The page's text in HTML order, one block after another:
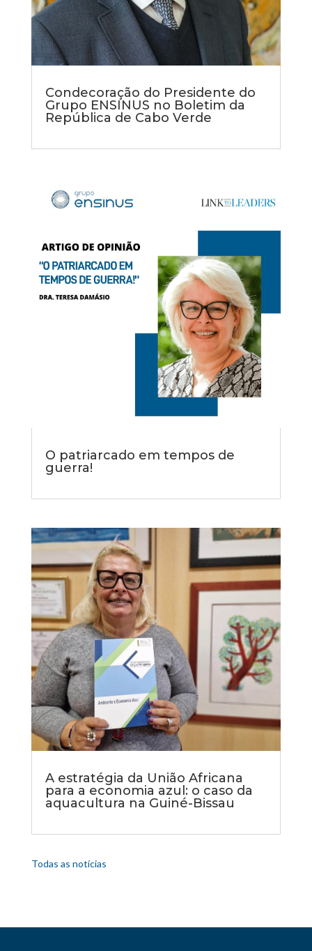
Condecoração do Presidente do
Grupo ENSINUS no Boletim da
República de Cabo Verde
O patriarcado em tempos de
guerra!
A estratégia da União Africana
para a economia azul: o caso da
aquacultura na Guiné-Bissau
Todas as notícias